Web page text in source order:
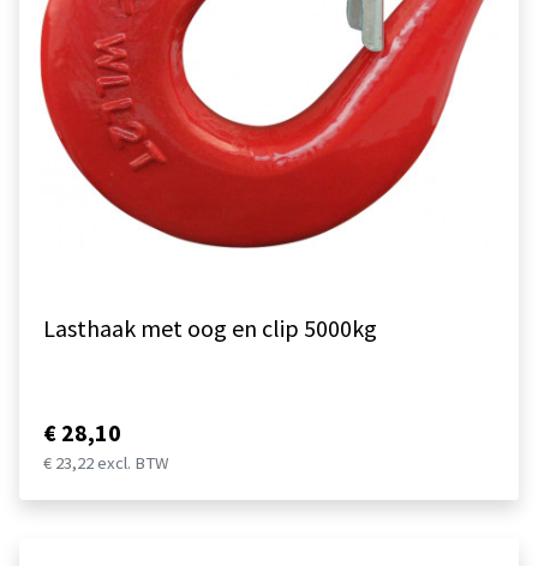
Lasthaak met oog en clip 5000kg
€ 28,10
€ 23,22 excl. BTW